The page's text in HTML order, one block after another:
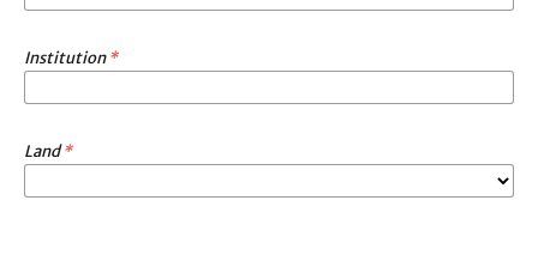
Institution*
Land*